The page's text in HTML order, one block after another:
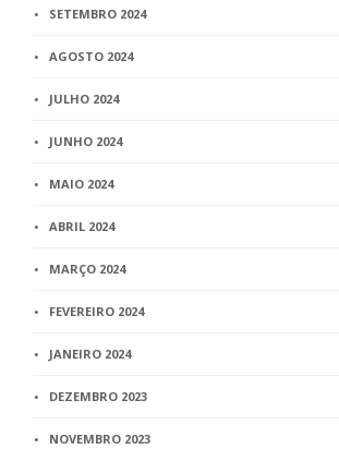
SETEMBRO 2024
AGOSTO 2024
JULHO 2024
JUNHO 2024
MAIO 2024
ABRIL 2024
MARÇO 2024
FEVEREIRO 2024
JANEIRO 2024
DEZEMBRO 2023
NOVEMBRO 2023